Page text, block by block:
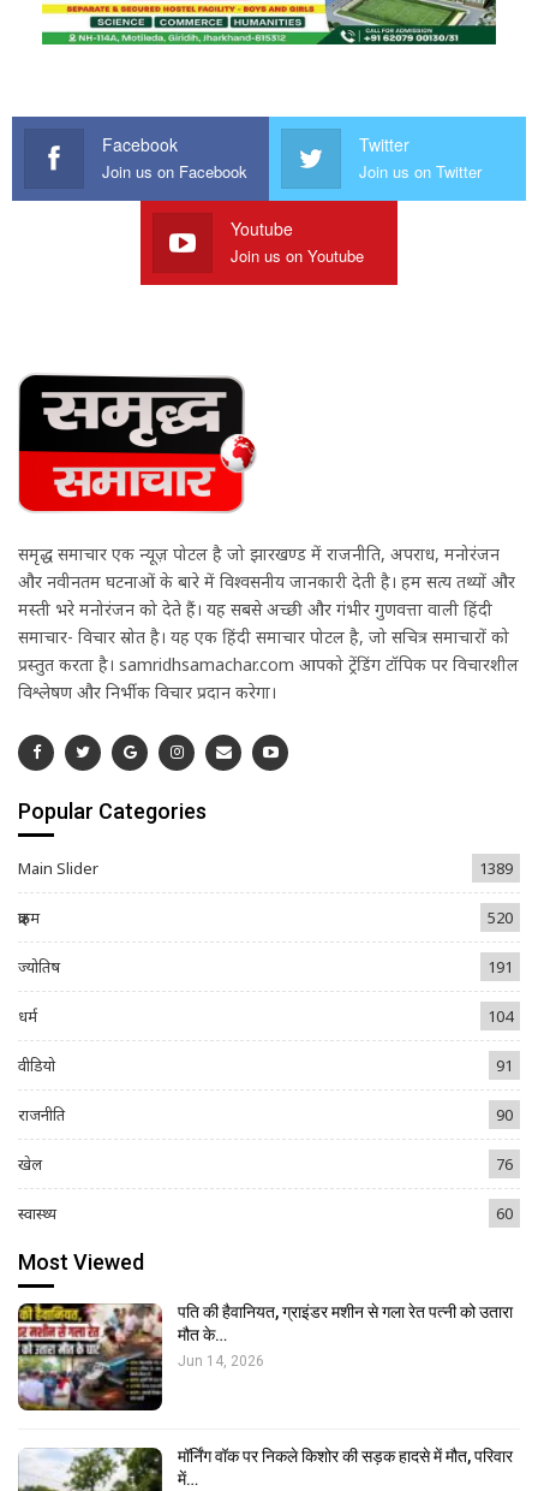
Facebook
Join us on Facebook
Twitter
Join us on Twitter
Youtube
Join us on Youtube
समृद्ध समाचार एक न्यूज़ पोर्टल है जो झारखण्ड में राजनीति, अपराध, मनोरंजन
और नवीनतम घटनाओं के बारे में विश्वसनीय जानकारी देती है। हम सत्य तथ्यों और
मस्ती भरे मनोरंजन को देते हैं। यह सबसे अच्छी और गंभीर गुणवत्ता वाली हिंदी
समाचार- विचार स्रोत है। यह एक हिंदी समाचार पोर्टल है, जो सचित्र समाचारों को
प्रस्तुत करता है। samridhsamachar.com आपको ट्रेंडिंग टॉपिक पर विचारशील
विश्लेषण और निर्भीक विचार प्रदान करेगा।
Popular Categories
Main Slider 1389
क्राइम 520
ज्योतिष 191
धर्म 104
वीडियो 91
राजनीति 90
खेल 76
स्वास्थ्य 60
Most Viewed
पति की हैवानियत, ग्राइंडर मशीन से गला रेत पत्नी को उतारा
मौत के…
Jun 14, 2026
मॉर्निंग वॉक पर निकले किशोर की सड़क हादसे में मौत, परिवार
में…